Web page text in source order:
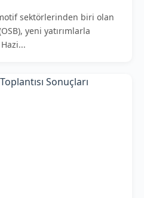
sektörlerinden biri olan
yeni yatırımlarla